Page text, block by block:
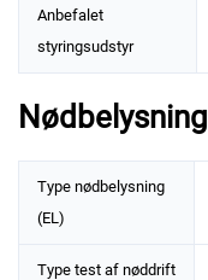
Anbefalet
styringsudstyr
Nødbelysning
Type nødbelysning
(EL)
Type test af nøddrift